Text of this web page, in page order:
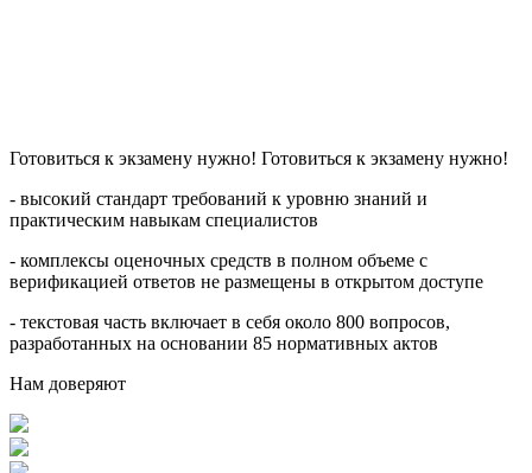
Готовиться к экзамену нужно! Готовиться к экзамену нужно!
- высокий стандарт требований к уровню знаний и
практическим навыкам специалистов
- комплексы оценочных средств в полном объеме с
верификацией ответов не размещены в открытом доступе
- текстовая часть включает в себя около 800 вопросов,
разработанных на основании 85 нормативных актов
Нам доверяют